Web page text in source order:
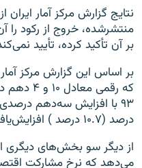
منتشرشده، خروج از رکود
بر آن تأکید کرده، تأیید
درصد (۱۰.۷ درصد ) افزایش‌یافته است.
از دیگر سو بخش‌های دیگری